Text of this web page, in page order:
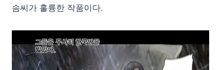
솜씨가 훌륭한 작품이다.